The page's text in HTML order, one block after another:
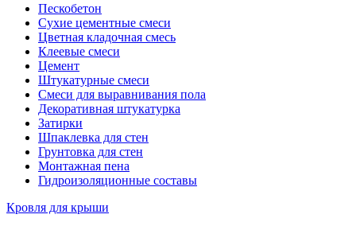
Пескобетон
Сухие цементные смеси
Цветная кладочная смесь
Клеевые смеси
Цемент
Штукатурные смеси
Смеси для выравнивания пола
Декоративная штукатурка
Затирки
Шпаклевка для стен
Грунтовка для стен
Монтажная пена
Гидроизоляционные составы
Кровля для крыши